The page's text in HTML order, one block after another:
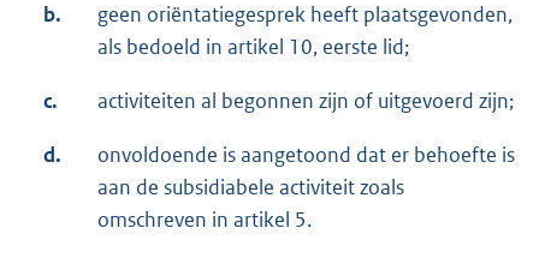
b.
geen oriëntatiegesprek heeft plaatsgevonden,
als bedoeld in artikel 10, eerste lid;
c. activiteiten al begonnen zijn of uitgevoerd zijn;
d.
onvoldoende is aangetoond dat er behoefte is
aan de subsidiabele activiteit zoals
omschreven in artikel 5.